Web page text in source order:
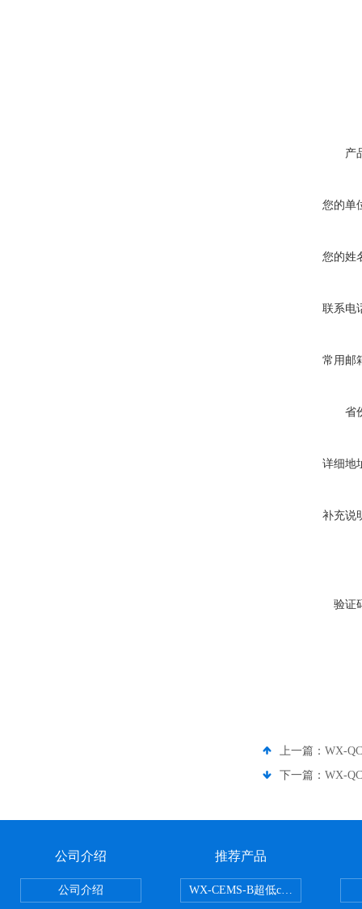
产
您的单
您的姓
联系电
常用邮
省
详细地
补充说
验证
上一篇： WX-
下一篇： WX-
公司介绍
公司介绍
推荐产品
WX-CEMS-B超低cems烟气监测系